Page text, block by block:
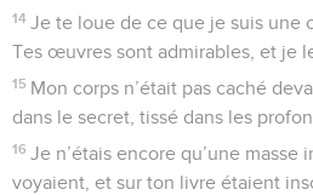
14 Je te loue de ce que je suis une
Tes œuvres sont admirables, et je
15 Mon corps n’était pas caché
dans le secret, tissé dans les
16 Je n’étais encore qu’une masse
voyaient, et sur ton livre étaient